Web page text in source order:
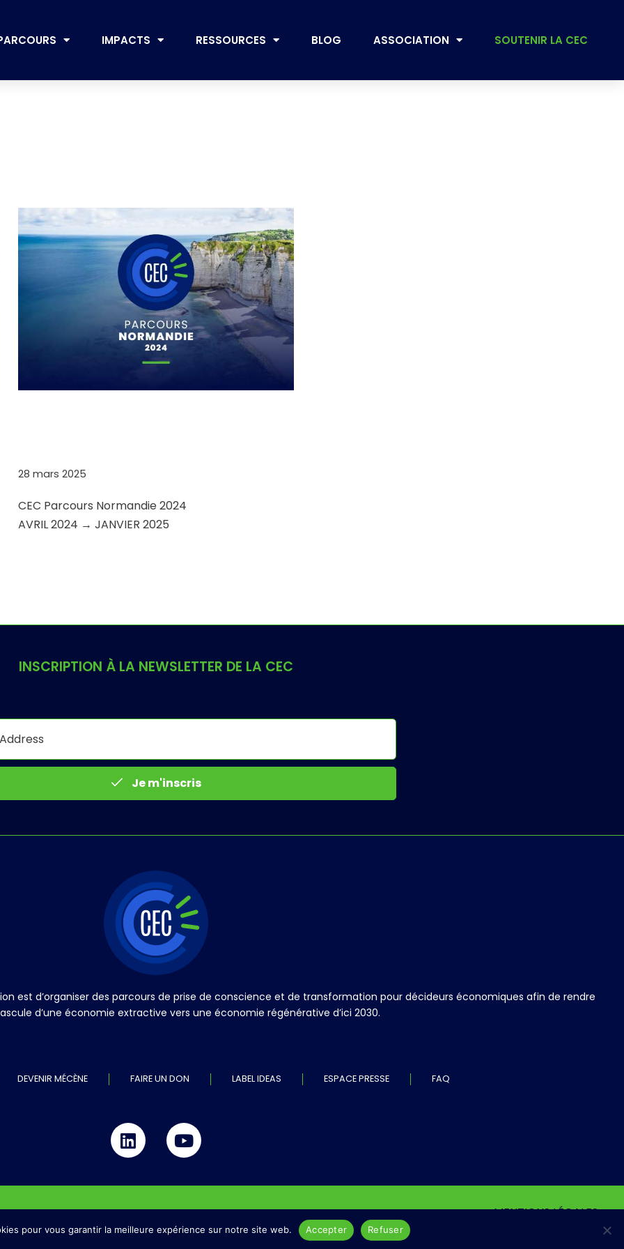
IMPACTS RESSOURCES BLOG ASSOCIATION SOUTENIR LA CEC
28 mars 2025
CEC Parcours Normandie 2024
AVRIL 2024 → JANVIER 2025
INSCRIPTION À LA NEWSLETTER DE LA CEC
Je m'inscris
est d’organiser des parcours de prise de conscience et de transformation pour décideurs économiques afin de rendre
d’une économie extractive vers une économie régénérative d’ici 2030.
DEVENIR MÉCÈNE FAIRE UN DON LABEL IDEAS ESPACE PRESSE FAQ
MENTIONS LÉGALES
pour vous garantir la meilleure expérience sur notre site web. Accepter Refuser